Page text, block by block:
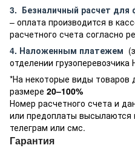
3. Безналичный расчет для
– оплата производится в
расчетного счета согласно
4. Наложенным платежем
отделении
*На некоторые виды товаров
размере 20–100%
Номер расчетного счета и
или предоплаты высылаются
телеграм или смс.
Гарантия